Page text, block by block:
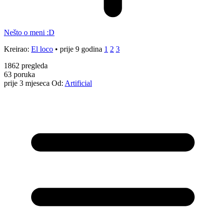
Nešto o meni :D
Kreirao: El loco • prije 9 godina 1 2 3
1862 pregleda
63 poruka
prije 3 mjeseca Od: Artificial